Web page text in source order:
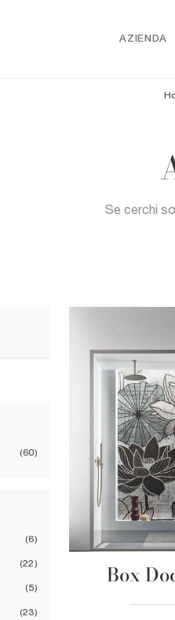
AZIENDA
Se cerchi
60
6
22
5
23
Box